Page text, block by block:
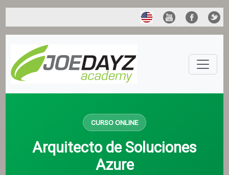
CURSO ONLINE
Arquitecto de Soluciones
Azure